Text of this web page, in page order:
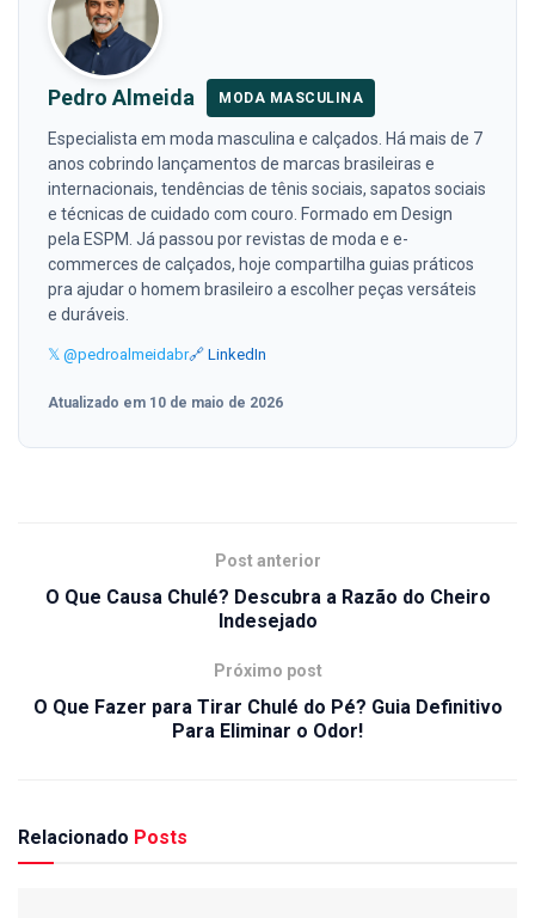
Pedro Almeida MODA MASCULINA
Especialista em moda masculina e calçados. Há mais de 7
anos cobrindo lançamentos de marcas brasileiras e
internacionais, tendências de tênis sociais, sapatos sociais
e técnicas de cuidado com couro. Formado em Design
pela ESPM. Já passou por revistas de moda e e-
commerces de calçados, hoje compartilha guias práticos
pra ajudar o homem brasileiro a escolher peças versáteis
e duráveis.
𝕏 @pedroalmeidabr🔗 LinkedIn
Atualizado em 10 de maio de 2026
Post anterior
O Que Causa Chulé? Descubra a Razão do Cheiro
Indesejado
Próximo post
O Que Fazer para Tirar Chulé do Pé? Guia Definitivo
Para Eliminar o Odor!
Relacionado Posts